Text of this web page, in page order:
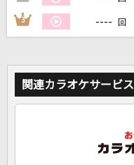
3 ---- 回
関連カラオケサービス